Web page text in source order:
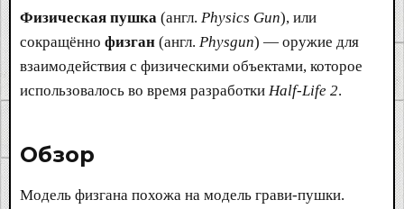
Физическая пушка (англ. Physics Gun), или
сокращённо физган (англ. Physgun) — оружие для
взаимодействия с физическими объектами, которое
использовалось во время разработки Half-Life 2.
Обзор​
Модель физгана похожа на модель грави-пушки.